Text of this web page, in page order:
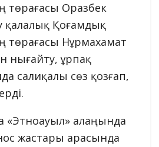
төрағасы Оразбек
қалалық Қоғамдық
төрағасы Нұрмахамат
нығайту, ұрпақ
салиқалы сөз қозғап,
«Этноауыл» алаңында
жастары арасында